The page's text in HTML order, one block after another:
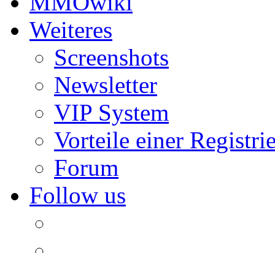
Weiteres
Screenshots
Newsletter
VIP System
Vorteile einer
Forum
Follow us